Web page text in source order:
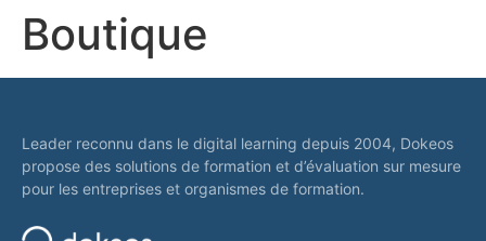
Boutique
Leader reconnu dans le digital learning depuis 2004, Dokeos
propose des solutions de formation et d’évaluation sur mesure
pour les entreprises et organismes de formation.